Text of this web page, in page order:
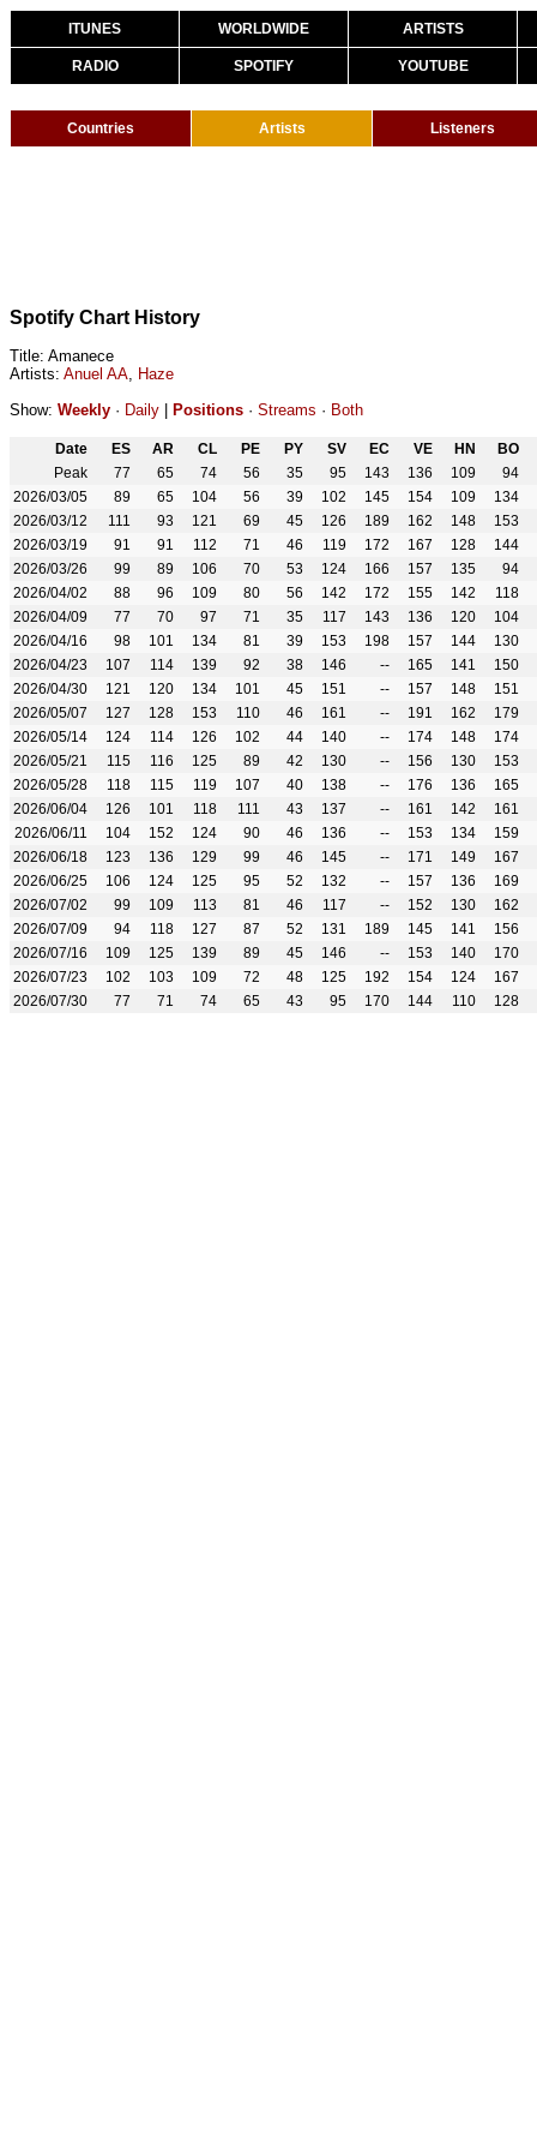
ITUNES WORLDWIDE ARTISTS
RADIO SPOTIFY YOUTUBE
Countries Artists Listeners
Spotify Chart History
Title: Amanece
Artists: Anuel AA, Haze
Show: Weekly · Daily Positions · Streams · Both
Date ES AR CL PE PY SV EC VE HN
BO
Peak
77 65 74 56 35 95 143 136 109
94
2026/03/05
89 65 104 56 39 102 145 154 109
134
2026/03/12
111 93 121 69 45 126 189 162 148
153
2026/03/19
91 91 112 71 46 119 172 167 128
144
2026/03/26
99 89 106 70 53 124 166 157 135
94
2026/04/02
88 96 109 80 56 142 172 155 142
118
2026/04/09
77 70 97 71 35 117 143 136 120
104
2026/04/16
98 101 134 81 39 153 198 157 144
130
2026/04/23
107 114 139 92 38 146 -- 165 141
150
2026/04/30
121 120 134 101 45 151 -- 157 148
151
2026/05/07
127 128 153 110 46 161 -- 191 162
179
2026/05/14
124 114 126 102 44 140 -- 174 148
174
2026/05/21
115 116 125 89 42 130 -- 156 130
153
2026/05/28
118 115 119 107 40 138 -- 176 136
165
2026/06/04
126 101 118 111 43 137 -- 161 142
161
2026/06/11
104 152 124 90 46 136 -- 153 134
159
2026/06/18
123 136 129 99 46 145 -- 171 149
167
2026/06/25
106 124 125 95 52 132 -- 157 136
169
2026/07/02
99 109 113 81 46 117 -- 152 130
162
2026/07/09
94 118 127 87 52 131 189 145 141
156
2026/07/16
109 125 139 89 45 146 -- 153 140
170
2026/07/23
102 103 109 72 48 125 192 154 124
167
2026/07/30
77 71 74 65 43 95 170 144 110 128